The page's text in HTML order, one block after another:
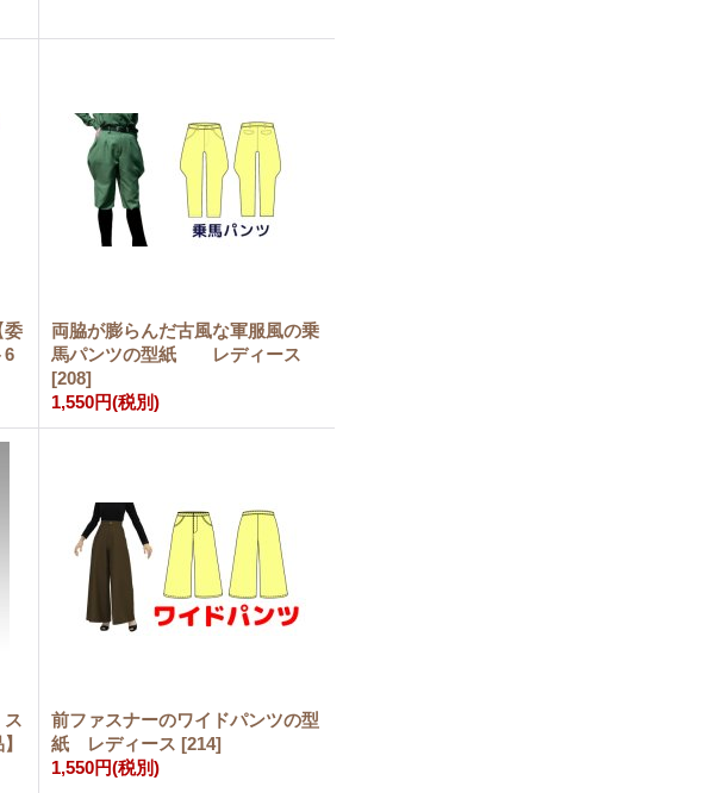
委
6
両脇が膨らんだ古風な軍服風の乗
馬パンツの型紙 レディース
[208]
1,550円(税別)
前ファスナーのワイドパンツの型
紙 レディース [214]
1,550円(税別)